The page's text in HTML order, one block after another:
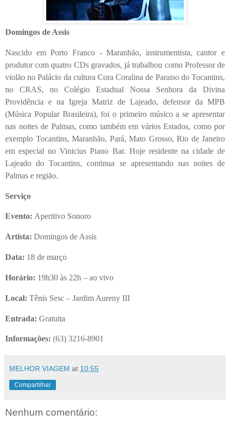
Domingos de Assis
Nascido em Porto Franco - Maranhão, instrumentista, cantor e
produtor com quatro CDs gravados, já trabalhou como Professor de
violão no Palácio da cultura Cora Coralina de Paraiso do Tocantins,
no CRAS, no Colégio Estadual Nossa Senhora da Divina
Providência e na Igreja Matriz de Lajeado, defensor da MPB
(Música Popular Brasileira), foi o primeiro músico a se apresentar
nas noites de Palmas, como também em vários Estados, como por
exemplo Tocantins, Maranhão, Pará, Mato Grosso, Rio de Janeiro
em especial no Vinicius Piano Bar. Hoje residente na cidade de
Lajeado do Tocantins, continua se apresentando nas noites de
Palmas e região.
Serviço
Evento: Aperitivo Sonoro
Artista: Domingos de Assis
Data: 18 de março
Horário: 19h30 às 22h – ao vivo
Local: Tênis Sesc – Jardim Aureny III
Entrada: Gratuita
Informações: (63) 3216-8901
MELHOR VIAGEM at 10:55
Compartilhar
Nenhum comentário: